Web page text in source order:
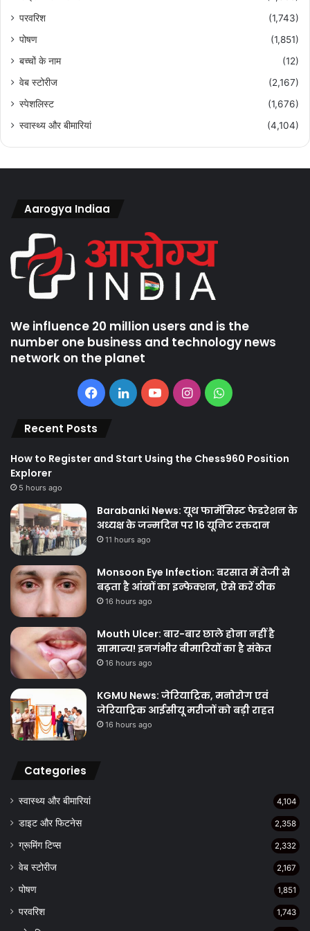
परवरिश
(1,743)
पोषण
(1,851)
बच्चों के नाम
(12)
वेब स्टोरीज
(2,167)
स्पेशलिस्ट
(1,676)
स्वास्थ्य और बीमारियां
(4,104)
Aarogya Indiaa
We influence 20 million users and is the
number one business and technology news
network on the planet
Facebook
LinkedInYouTubeInstagramWhatsApp
Recent Posts
How to Register and Start Using the Chess960 Position
Explorer
5 hours ago
Barabanki News: यूथ फार्मेसिस्ट फेडरेशन के
अध्यक्ष के जन्मदिन पर 16 यूनिट रक्तदान
11 hours ago
Monsoon Eye Infection: बरसात में तेजी से
बढ़ता है आंखों का इन्फेक्शन, ऐसे करें ठीक
16 hours ago
Mouth Ulcer: बार-बार छाले होना नहीं है
सामान्य! इनगंभीर बीमारियों का है संकेत
16 hours ago
KGMU News: जेरियाट्रिक, मनोरोग एवं
जेरियाट्रिक आईसीयू मरीजों को बड़ी राहत
16 hours ago
Categories
स्वास्थ्य और बीमारियां 4,104
डाइट और फिटनेस 2,358
ग्रूमिंग टिप्स 2,332
वेब स्टोरीज 2,167
पोषण 1,851
परवरिश 1,743